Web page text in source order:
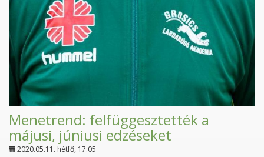
Menetrend: felfüggesztették a
májusi, júniusi edzéseket
2020.05.11. hétfő, 17:05